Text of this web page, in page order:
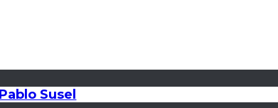
Susel